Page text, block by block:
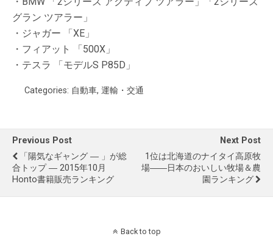
グラン ツアラー」
・ジャガー 「XE」
・フィアット 「500X」
・テスラ 「モデルS P85D」
Categories: 自動車, 運輸・交通
Previous Post
「陽気なギャング ― 」が総
合トップ ― 2015年10月
Honto書籍販売ランキング
Next Post
1位は北海道のナイタイ高原牧
場――日本のおいしい牧場＆農
園ランキング
Back to top